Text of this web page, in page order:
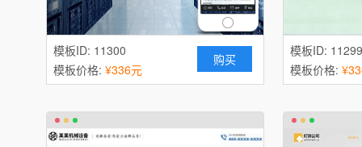
模板ID: 11300
模板价格: ¥336元
购买
模板ID: 11299
模板价格: